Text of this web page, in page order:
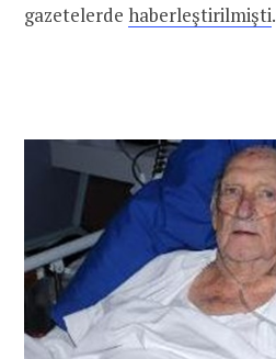
gazetelerde haberleştirilmişti.